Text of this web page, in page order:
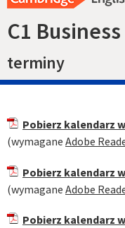
C1
terminy
Pobierz kalendarz
(wymagane Adobe
Pobierz kalendarz
(wymagane Adobe
Pobierz kalendarz